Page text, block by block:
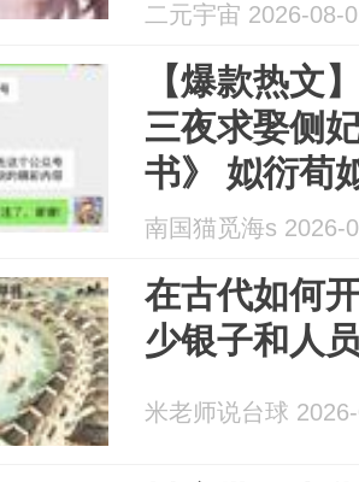
二元宇宙 2026-08-
【爆款热文
三夜求娶侧
书》 姒衍荀
南国猫觅海s 2026-
在古代如何
少银子和人
米老师说台球